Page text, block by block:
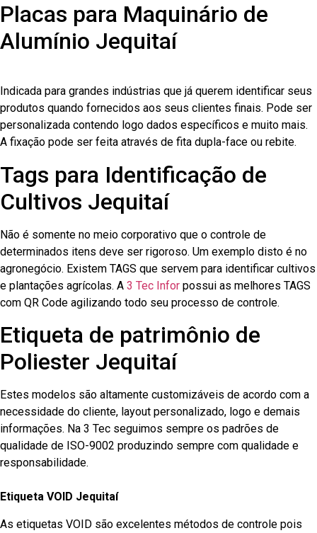
Placas para Maquinário de
Alumínio Jequitaí
Indicada para grandes indústrias que já querem identificar seus
produtos quando fornecidos aos seus clientes finais. Pode ser
personalizada contendo logo dados específicos e muito mais.
A fixação pode ser feita através de fita dupla-face ou rebite.
Tags para Identificação de
Cultivos Jequitaí
Não é somente no meio corporativo que o controle de
determinados itens deve ser rigoroso. Um exemplo disto é no
agronegócio. Existem TAGS que servem para identificar cultivos
e plantações agrícolas. A 3 Tec Infor possui as melhores TAGS
com QR Code agilizando todo seu processo de controle.
Etiqueta de patrimônio de
Poliester Jequitaí
Estes modelos são altamente customizáveis de acordo com a
necessidade do cliente, layout personalizado, logo e demais
informações. Na 3 Tec seguimos sempre os padrões de
qualidade de ISO-9002 produzindo sempre com qualidade e
responsabilidade.
Etiqueta VOID Jequitaí
As etiquetas VOID são excelentes métodos de controle pois